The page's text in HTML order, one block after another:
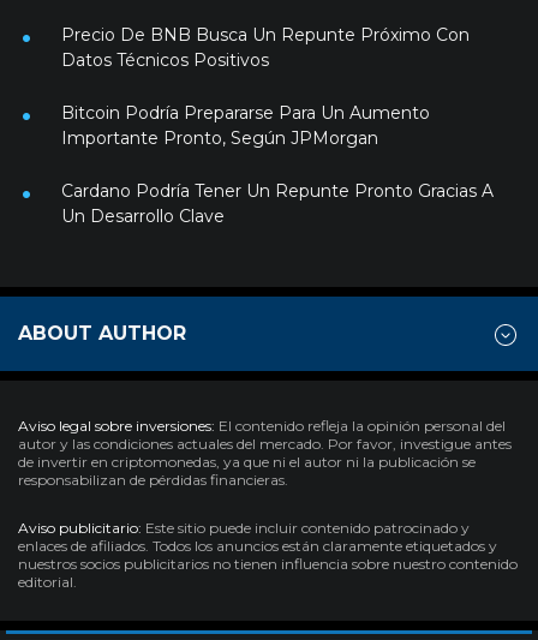
Precio De BNB Busca Un Repunte Próximo Con
Datos Técnicos Positivos
Bitcoin Podría Prepararse Para Un Aumento
Importante Pronto, Según JPMorgan
Cardano Podría Tener Un Repunte Pronto Gracias A
Un Desarrollo Clave
ABOUT AUTHOR
Aviso legal sobre inversiones: El contenido refleja la opinión personal del
autor y las condiciones actuales del mercado. Por favor, investigue antes
de invertir en criptomonedas, ya que ni el autor ni la publicación se
responsabilizan de pérdidas financieras.
Aviso publicitario: Este sitio puede incluir contenido patrocinado y
enlaces de afiliados. Todos los anuncios están claramente etiquetados y
nuestros socios publicitarios no tienen influencia sobre nuestro contenido
editorial.